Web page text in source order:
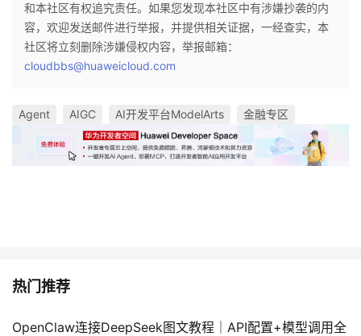
和本社区有权追究责任。如果您发现本社区中有涉嫌抄袭的内
容，欢迎发送邮件进行举报，并提供相关证据，一经查实，本
社区将立刻删除涉嫌侵权内容，举报邮箱：
cloudbbs@huaweicloud.com
Agent AIGC AI开发平台ModelArts 金融专区
热门推荐
OpenClaw连接DeepSeek图文教程｜API配置+模型调用全